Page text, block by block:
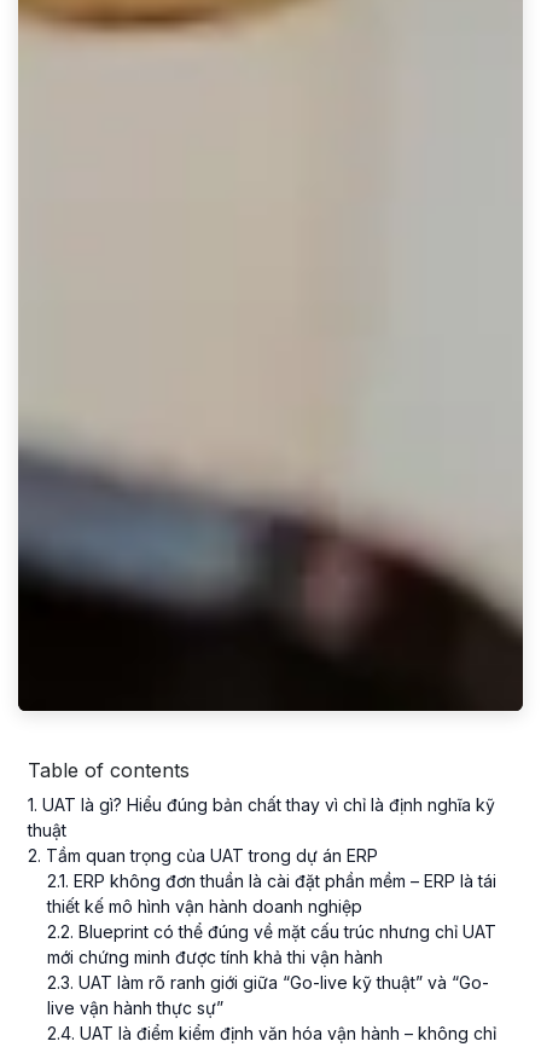
Table of contents
1. UAT là gì? Hiểu đúng bản chất thay vì chỉ là định nghĩa kỹ
thuật
2. Tầm quan trọng của UAT trong dự án ERP
2.1. ERP không đơn thuần là cài đặt phần mềm – ERP là tái
thiết kế mô hình vận hành doanh nghiệp
2.2. Blueprint có thể đúng về mặt cấu trúc nhưng chỉ UAT
mới chứng minh được tính khả thi vận hành
2.3. UAT làm rõ ranh giới giữa “Go-live kỹ thuật” và “Go-
live vận hành thực sự”
2.4. UAT là điểm kiểm định văn hóa vận hành – không chỉ